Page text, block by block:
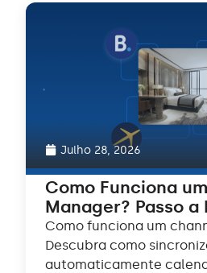
Julho 28, 2026
Como Funciona
Manager? Passo a
Como funciona um
Descubra como
automaticamente